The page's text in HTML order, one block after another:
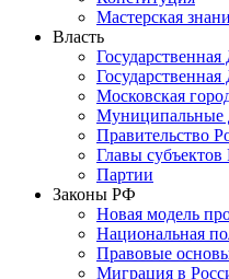
Мастерская
Власть
Государственная
Московская
Муниципальные
Правительство
Главы субъектов
Партии
Законы РФ
Новая модель
Национальная
Правовые
Миграция в